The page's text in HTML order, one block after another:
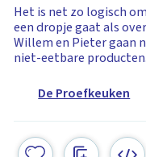
Het is net zo logisch
een dropje gaat als
Willem en Pieter gaan
niet-eetbare
De Proefkeuken